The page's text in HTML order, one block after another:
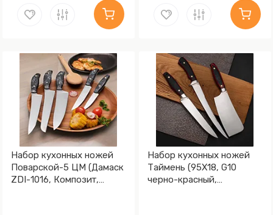
Набор кухонных ножей
Поварской-5 ЦМ (Дамаск
ZDI-1016, Композит,
Набор кухонных ножей
Таймень (95Х18, G10
черно-красный,